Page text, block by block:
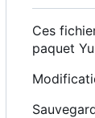
Ces
paquet